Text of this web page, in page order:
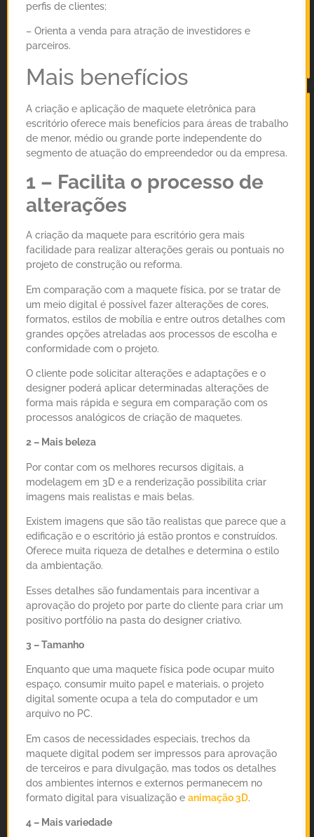
perfis de clientes;
– Orienta a venda para atração de investidores e
parceiros.
Mais benefícios
A criação e aplicação de maquete eletrônica para
escritório oferece mais benefícios para áreas de trabalho
de menor, médio ou grande porte independente do
segmento de atuação do empreendedor ou da empresa.
1 – Facilita o processo de
alterações
A criação da maquete para escritório gera mais
facilidade para realizar alterações gerais ou pontuais no
projeto de construção ou reforma.
Em comparação com a maquete física, por se tratar de
um meio digital é possível fazer alterações de cores,
formatos, estilos de mobília e entre outros detalhes com
grandes opções atreladas aos processos de escolha e
conformidade com o projeto.
O cliente pode solicitar alterações e adaptações e o
designer poderá aplicar determinadas alterações de
forma mais rápida e segura em comparação com os
processos analógicos de criação de maquetes.
2 – Mais beleza
Por contar com os melhores recursos digitais, a
modelagem em 3D e a renderização possibilita criar
imagens mais realistas e mais belas.
Existem imagens que são tão realistas que parece que a
edificação e o escritório já estão prontos e construídos.
Oferece muita riqueza de detalhes e determina o estilo
da ambientação.
Esses detalhes são fundamentais para incentivar a
aprovação do projeto por parte do cliente para criar um
positivo portfólio na pasta do designer criativo.
3 – Tamanho
Enquanto que uma maquete física pode ocupar muito
espaço, consumir muito papel e materiais, o projeto
digital somente ocupa a tela do computador e um
arquivo no PC.
Em casos de necessidades especiais, trechos da
maquete digital podem ser impressos para aprovação
de terceiros e para divulgação, mas todos os detalhes
dos ambientes internos e externos permanecem no
formato digital para visualização e animação 3D.
4 – Mais variedade